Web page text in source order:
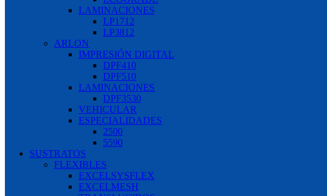
LAMINACIONES
LP1712
LP3812
ARLON
IMPRESIÓN DIGITAL
DPF410
DPF510
LAMINACIONES
DPF3530
VEHICULAR
ESPECIALIDADES
2500
5590
SUSTRATOS
FLEXIBLES
EXCELSYSFLEX
EXCELMESH